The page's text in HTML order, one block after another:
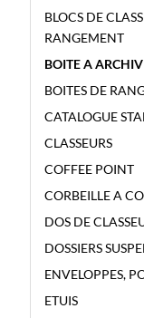
BLOCS DE
RANGEMENT
BOITE A
BOITES DE
CATALOGUE
CLASSEURS
COFFEE POINT
CORBEILLE A
DOS DE
DOSSIERS
ENVELOPPES,
ETUIS
CLASSEMENT
FARDE 40
20
11,93